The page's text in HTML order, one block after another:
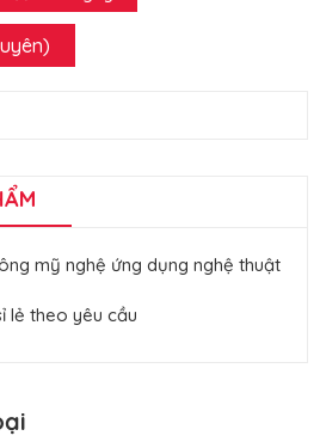
mỹ nghệ ứng dụng nghệ thuật
lẻ theo yêu cầu